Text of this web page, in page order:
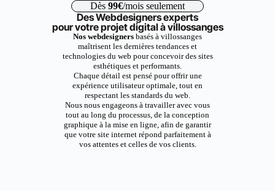
Dès 99€/mois seulement
Des Webdesigners experts
pour votre projet digital à villossanges
Nos webdesigners basés à villossanges
maîtrisent les dernières tendances et
technologies du web pour concevoir des sites
esthétiques et performants.
Chaque détail est pensé pour offrir une
expérience utilisateur optimale, tout en
respectant les standards du web.
Nous nous engageons à travailler avec vous
tout au long du processus, de la conception
graphique à la mise en ligne, afin de garantir
que votre site internet répond parfaitement à
vos attentes et celles de vos clients.